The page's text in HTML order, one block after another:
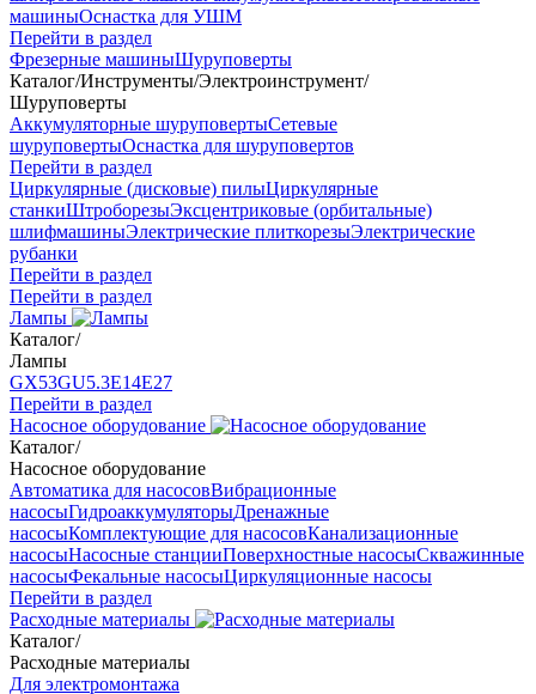
машиныОснастка для УШМ
Перейти в раздел
Фрезерные машиныШуруповерты
Каталог/Инструменты/Электроинструмент/
Шуруповерты
Аккумуляторные шуруповертыСетевые
шуруповертыОснастка для шуруповертов
Перейти в раздел
Циркулярные (дисковые) пилыЦиркулярные
станкиШтроборезыЭксцентриковые (орбитальные)
шлифмашиныЭлектрические плиткорезыЭлектрические
рубанки
Перейти в раздел
Перейти в раздел
Лампы
Каталог/
Лампы
GX53GU5.3Е14Е27
Перейти в раздел
Насосное оборудование
Каталог/
Насосное оборудование
Автоматика для насосовВибрационные
насосыГидроаккумуляторыДренажные
насосыКомплектующие для насосовКанализационные
насосыНасосные станцииПоверхностные насосыСкважинные
насосыФекальные насосыЦиркуляционные насосы
Перейти в раздел
Расходные материалы
Каталог/
Расходные материалы
Для электромонтажа